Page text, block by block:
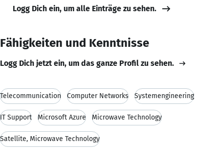
Logg Dich ein, um alle Einträge zu sehen.
Fähigkeiten und Kenntnisse
Logg Dich jetzt ein, um das ganze Profil zu sehen.
Telecommunication Computer Networks Systemengineering
IT Support Microsoft Azure Microwave Technology
Satellite, Microwave Technology